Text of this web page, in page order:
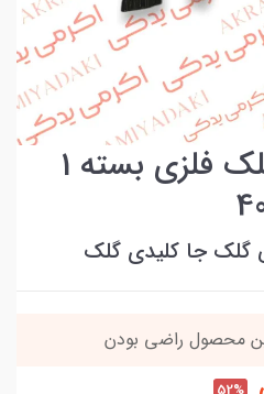
جاکلیدی تفنگ گلک فلزی بسته 1
گلک جا کلیدی گلک
محصول راضی بودن